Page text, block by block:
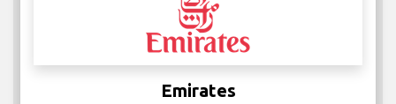
Emirates